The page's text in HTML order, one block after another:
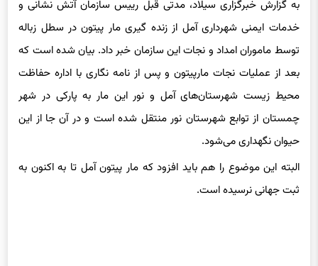
خدمات ایمنی شهرداری آمل از زنده گیری مار پیتون در سطل زباله
توسط ماموران امداد و نجات این سازمان خبر داد. بیان شده است که
بعد از عملیات نجات مارپیتون و پس از نامه نگاری با اداره حفاظت
محیط زیست شهرستان‌های آمل و نور این مار به پارکی در شهر
چمستان از توابع شهرستان نور منتقل شده است و در آن جا از این
حیوان نگهداری می‌شود.
البته این موضوع را هم باید افزود که مار پیتون آمل تا به اکنون به
ثبت جهانی نرسیده است.